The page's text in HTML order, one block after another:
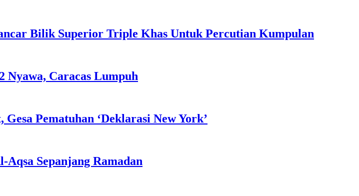
Bilik Superior Triple Khas Untuk Percutian Kumpulan
Nyawa, Caracas Lumpuh
Pematuhan ‘Deklarasi New York’
Sepanjang Ramadan